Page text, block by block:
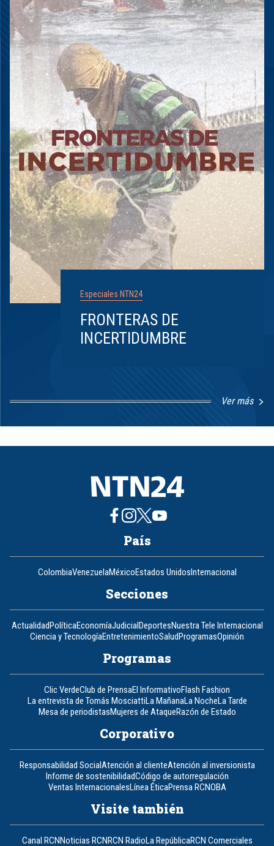
Especiales NTN24
FRONTERAS DE
INCERTIDUMBRE
Ver más
1
8
País
ColombiaVenezuelaMéxicoEstados UnidosInternacional
Secciones
ActualidadPolíticaEconomíaJudicialDeportesNuestra Tele Internacional
Ciencia y TecnologíaEntretenimientoSaludProgramasOpinión
Programas
Clic VerdeClub de PrensaEl InformativoFlash Fashion
La entrevista de Tomás MosciattiLa MañanaLa NocheLa Tarde
Mesa de periodistasMujeres de AtaqueRazón de Estado
Corporativo
Responsabilidad SocialAtención al clienteAtención al inversionista
Informe de sostenibilidadCódigo de autorregulación
Ventas InternacionalesLínea ÉticaPrensa RCNOBA
Visite también
Canal RCNNoticias RCNRCN RadioLa RepúblicaRCN Comerciales